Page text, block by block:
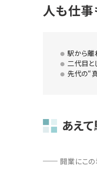
人も仕事
駅から離
二代目と
先代の“
あえ
開業にこ